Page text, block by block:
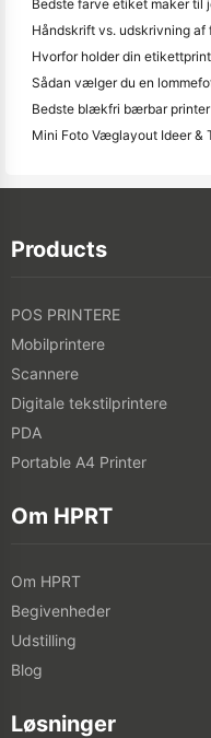
Hvorfor holder din
Products
POS PRINTERE
Mobilprintere
Scannere
Digitale tekstilprintere
PDA
Portable A4 Printer
Om HPRT
Om HPRT
Begivenheder
Udstilling
Blog
Løsninger